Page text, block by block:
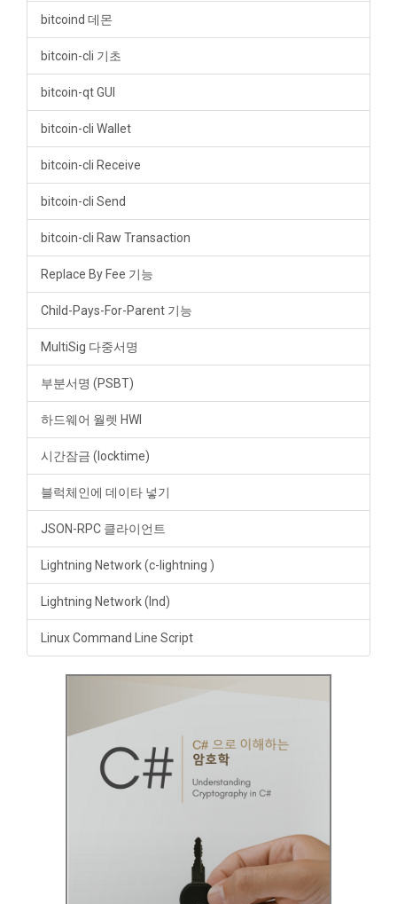
bitcoind 데몬
bitcoin-cli 기초
bitcoin-qt GUI
bitcoin-cli Wallet
bitcoin-cli Receive
bitcoin-cli Send
bitcoin-cli Raw Transaction
Replace By Fee 기능
Child-Pays-For-Parent 기능
MultiSig 다중서명
부분서명 (PSBT)
하드웨어 월렛 HWI
시간잠금 (locktime)
블럭체인에 데이타 넣기
JSON-RPC 클라이언트
Lightning Network (c-lightning )
Lightning Network (lnd)
Linux Command Line Script